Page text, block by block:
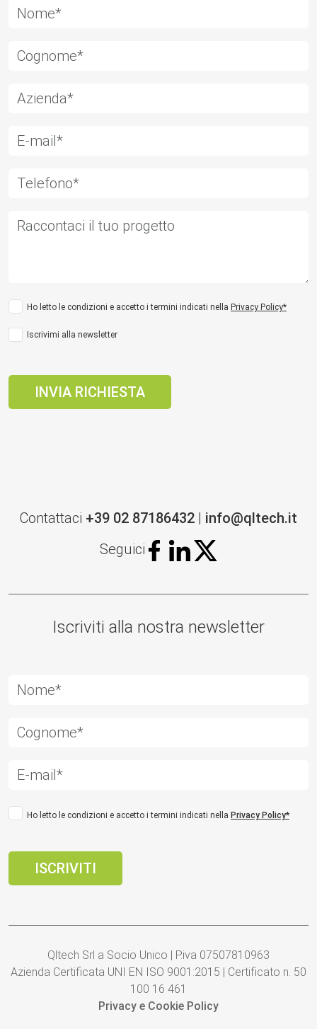
Ho letto le condizioni e accetto i termini indicati nella Privacy Policy*
Iscrivimi alla newsletter
Contattaci +39 02 87186432 | info@qltech.it
Seguici
Iscriviti alla nostra newsletter
Ho letto le condizioni e accetto i termini indicati nella Privacy Policy*
Qltech Srl a Socio Unico | P.iva 07507810963
Azienda Certificata UNI EN ISO 9001:2015 | Certificato n. 50
100 16 461
Privacy e Cookie Policy